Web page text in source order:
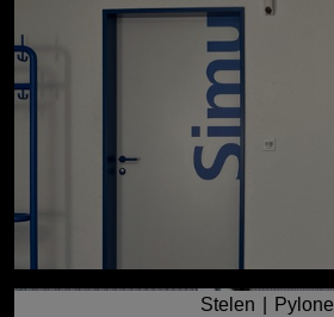
Stelen | Pylone